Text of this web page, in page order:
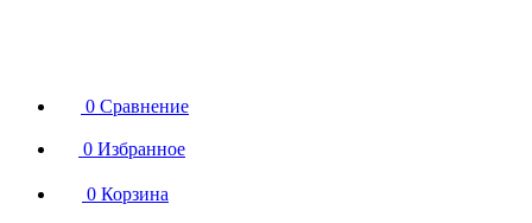
0 Сравнение
0 Избранное
0 Корзина